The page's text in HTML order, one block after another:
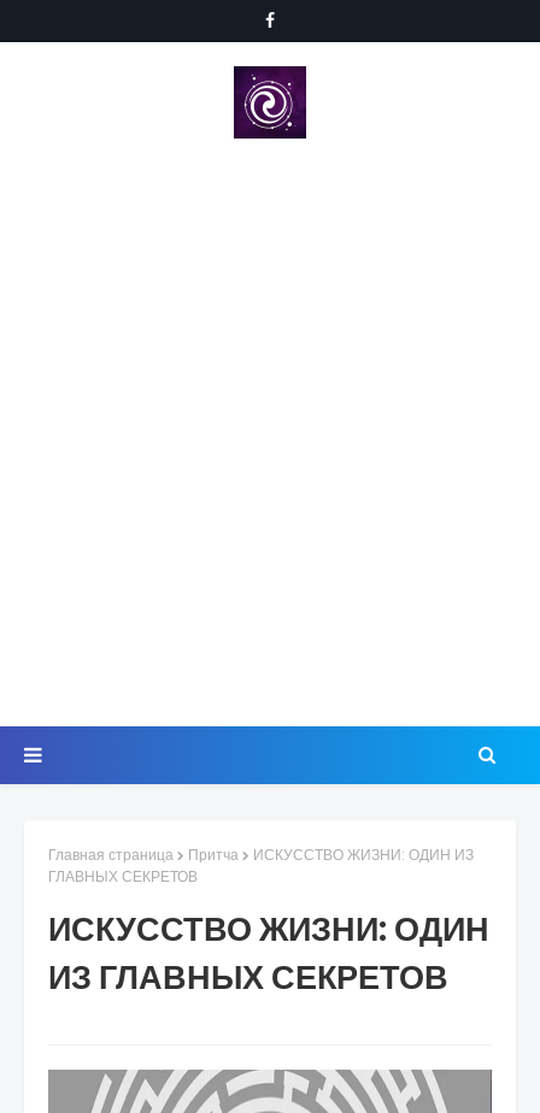
Главная страница Притча
ИСКУССТВО ЖИЗНИ: ОДИН ИЗ
ГЛАВНЫХ СЕКРЕТОВ
ИСКУССТВО ЖИЗНИ: ОДИН
ИЗ ГЛАВНЫХ СЕКРЕТОВ